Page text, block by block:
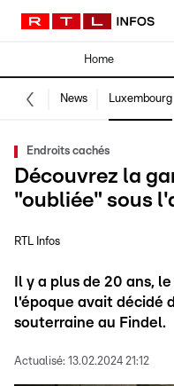
Home
News Luxembourg
Endroits cachés
Découvrez la
"oubliée" sous
RTL Infos
Il y a plus de 20 ans,
l'époque avait décidé
souterraine au Findel.
Actualisé: 13.02.2024 21:12